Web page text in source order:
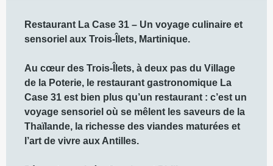
Restaurant La Case 31 – Un voyage culinaire et
sensoriel aux Trois-Îlets, Martinique.
Au cœur des Trois-Îlets, à deux pas du Village
de la Poterie, le restaurant gastronomique La
Case 31 est bien plus qu’un restaurant : c’est un
voyage sensoriel où se mêlent les saveurs de la
Thaïlande, la richesse des viandes maturées et
l’art de vivre aux Antilles.